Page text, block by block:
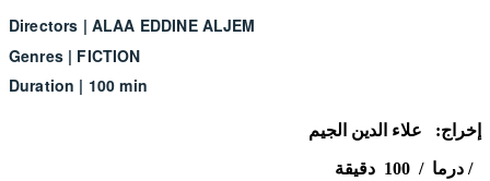
Directors | ALAA EDDINE ALJEM
Genres| FICTION
Duration | 100 min
إخراج: علاء الدين الجيم
درما / 100 دقيقة /